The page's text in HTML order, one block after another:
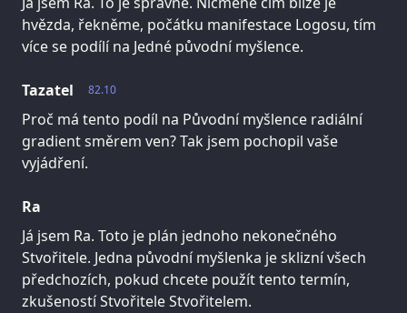
hvězda, řekněme, počátku manifestace Logosu, tím
více se podílí na Jedné původní myšlence.
82.10
Tazatel
Proč má tento podíl na Původní myšlence radiální
gradient směrem ven? Tak jsem pochopil vaše
vyjádření.
Ra
Já jsem Ra. Toto je plán jednoho nekonečného
Stvořitele. Jedna původní myšlenka je sklizní všech
předchozích, pokud chcete použít tento termín,
zkušeností Stvořitele Stvořitelem.